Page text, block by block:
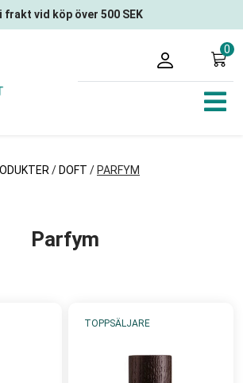
frakt vid köp över 500 SEK
0
/ DOFT / PARFYM
Parfym
TOPPSÄLJARE